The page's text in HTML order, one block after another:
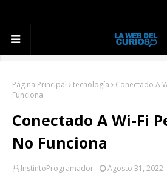
Página Principal tecnología
Conectado A
Funciona
Conectado A Wi-Fi
No Funciona
InstintoProgramador Agosto 31, 2022